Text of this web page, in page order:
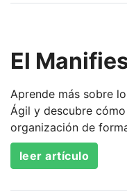
El
Aprende más sobre
Ágil y descubre
organización de
leer artículo